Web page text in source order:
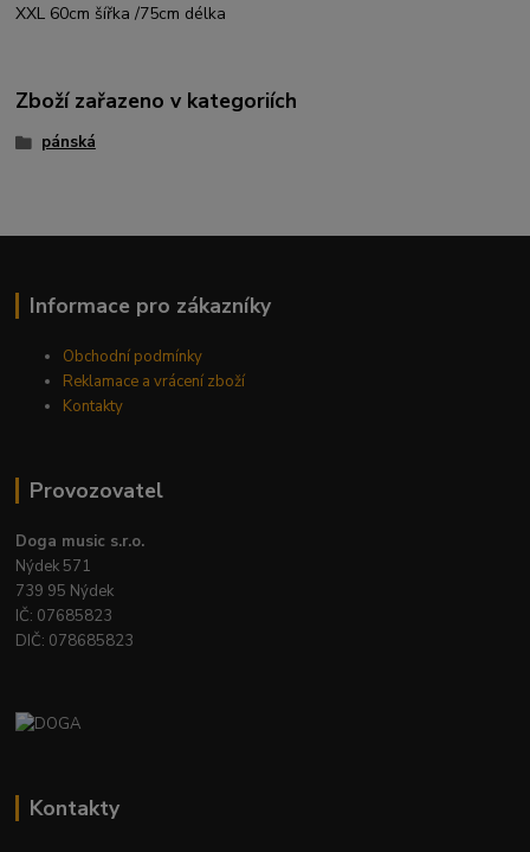
XXL 60cm šířka /75cm délka
Zboží zařazeno v kategoriích
pánská
Informace pro zákazníky
Obchodní podmínky
Reklamace a vrácení zboží
Kontakty
Provozovatel
Doga music s.r.o.
Nýdek 571
739 95 Nýdek
IČ: 07685823
DIČ: 078685823
Kontakty